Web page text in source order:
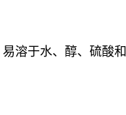
溶于水、醇、硫酸